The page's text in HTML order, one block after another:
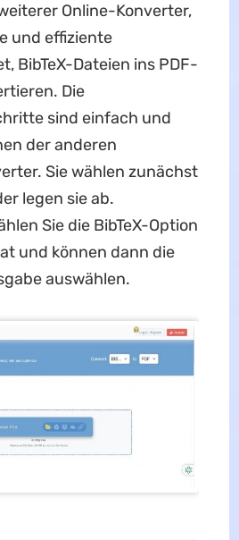
Online-Konverter,
und effiziente
BibTeX-Dateien ins PDF-
Die
sind einfach und
der anderen
Sie wählen zunächst
legen sie ab.
Sie die BibTeX-Option
und können dann die
auswählen.